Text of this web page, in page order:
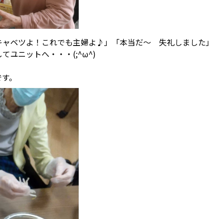
ベツよ！これでも主婦よ♪」「本当だ～ 失礼しました」
てユニットへ・・・(;^ω^)
。